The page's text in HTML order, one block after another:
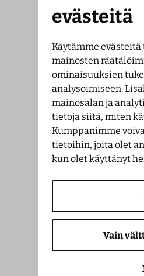
evästeitä
Käytämme
mainosten
ominaisuuksien
analysoimiseen.
mainosalan ja
tietoja siitä, miten
Kumppanimme
tietoihin, joita olet
kun olet käyttänyt
Vain